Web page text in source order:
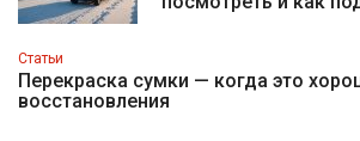
Статьи
Перекраска сумки — когда это
восстановления